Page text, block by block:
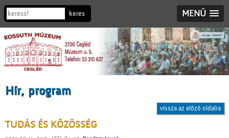
MENÜ
Hír, program
vissza az előző oldalra
TUDÁS ÉS KÖZÖSSÉG